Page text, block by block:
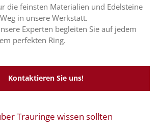
die feinsten Materialien und Edelsteine
in unsere Werkstatt.
Experten begleiten Sie auf jedem
perfekten Ring.
Kontaktieren Sie uns!
Trauringe wissen sollten